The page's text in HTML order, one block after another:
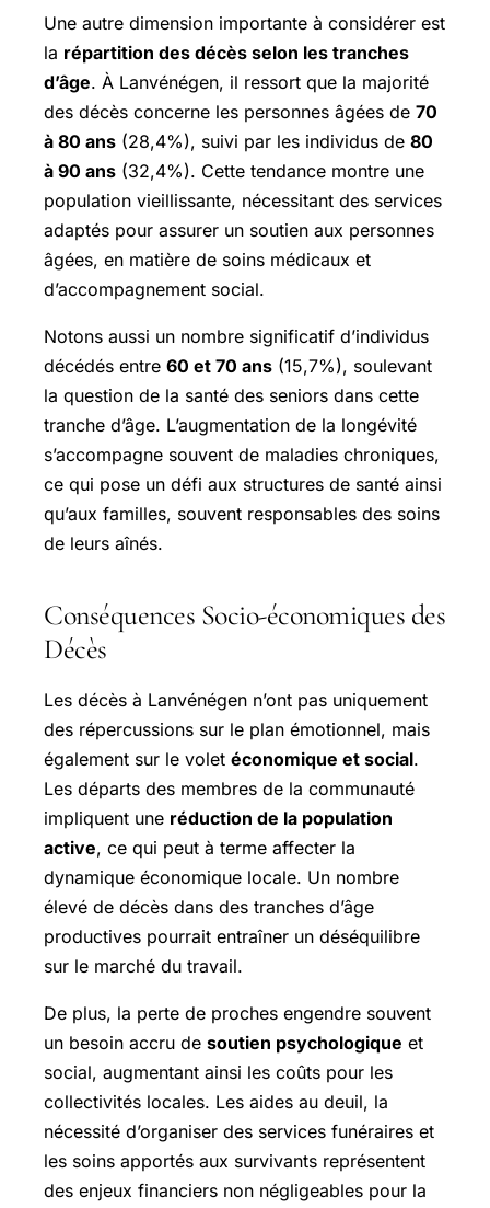
Une autre dimension importante à considérer est
la répartition des décès selon les tranches
d’âge. À Lanvénégen, il ressort que la majorité
des décès concerne les personnes âgées de 70
à 80 ans (28,4%), suivi par les individus de 80
à 90 ans (32,4%). Cette tendance montre une
population vieillissante, nécessitant des services
adaptés pour assurer un soutien aux personnes
âgées, en matière de soins médicaux et
d’accompagnement social.
Notons aussi un nombre significatif d’individus
décédés entre 60 et 70 ans (15,7%), soulevant
la question de la santé des seniors dans cette
tranche d’âge. L’augmentation de la longévité
s’accompagne souvent de maladies chroniques,
ce qui pose un défi aux structures de santé ainsi
qu’aux familles, souvent responsables des soins
de leurs aînés.
Conséquences Socio-économiques des
Décès
Les décès à Lanvénégen n’ont pas uniquement
des répercussions sur le plan émotionnel, mais
également sur le volet économique et social.
Les départs des membres de la communauté
impliquent une réduction de la population
active, ce qui peut à terme affecter la
dynamique économique locale. Un nombre
élevé de décès dans des tranches d’âge
productives pourrait entraîner un déséquilibre
sur le marché du travail.
De plus, la perte de proches engendre souvent
un besoin accru de soutien psychologique et
social, augmentant ainsi les coûts pour les
collectivités locales. Les aides au deuil, la
nécessité d’organiser des services funéraires et
les soins apportés aux survivants représentent
des enjeux financiers non négligeables pour la